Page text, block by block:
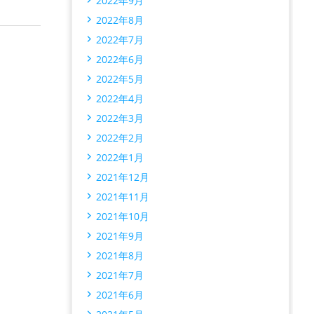
2022年8月
2022年7月
2022年6月
2022年5月
2022年4月
2022年3月
2022年2月
2022年1月
2021年12月
2021年11月
2021年10月
2021年9月
2021年8月
2021年7月
2021年6月